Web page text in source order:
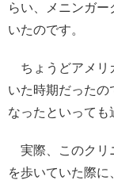
らい、メニンガ
いたのです。
ちょうどアメリ
いた時期だったの
なったといっても
実際、このクリ
を歩いていた際